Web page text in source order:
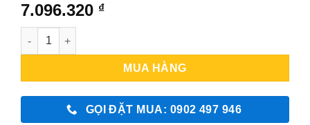
7.096.320 ₫
Bảng Led Ma Trận P10 - Trắng - W960 x H480 mm số lượng
MUA HÀNG
GỌI ĐẶT MUA: 0902 497 946